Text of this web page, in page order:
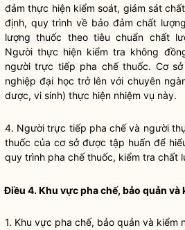
đảm thực hiện kiểm soát, giám sát
định, quy trình về bảo đảm chất
lượng thuốc theo tiêu chuẩn chất
Người thực hiện kiểm tra không
người trực tiếp pha chế thuốc. Cơ
nghiệp đại học trở lên với chuyên
dược, vi sinh) thực hiện nhiệm vụ này.
4. Người trực tiếp pha chế và người
thuốc của cơ sở được tập huấn để
quy trình pha chế thuốc, kiểm tra chất
Điều 4. Khu vực pha chế, bảo quản và
1. Khu vực pha chế, bảo quản và kiểm